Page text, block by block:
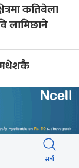
कतिबेला
लामिछाने
मधेशकै
सर्च